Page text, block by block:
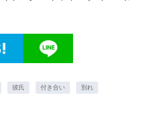
彼氏 付き合い 別れ